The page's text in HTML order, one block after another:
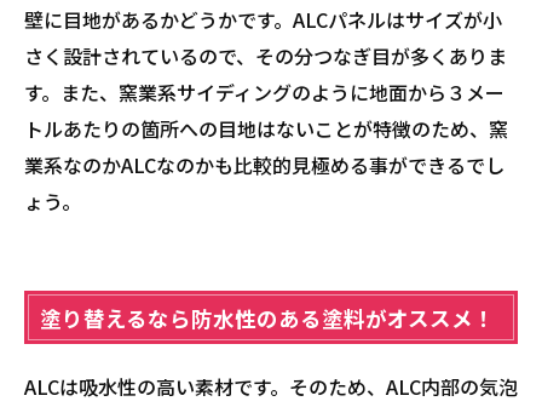
壁に目地があるかどうかです。ALCパネルはサイズが小
さく設計されているので、その分つなぎ目が多くありま
す。また、窯業系サイディングのように地面から３メー
トルあたりの箇所への目地はないことが特徴のため、窯
業系なのかALCなのかも比較的見極める事ができるでし
ょう。
塗り替えるなら防水性のある塗料がオススメ！
ALCは吸水性の高い素材です。そのため、ALC内部の気泡